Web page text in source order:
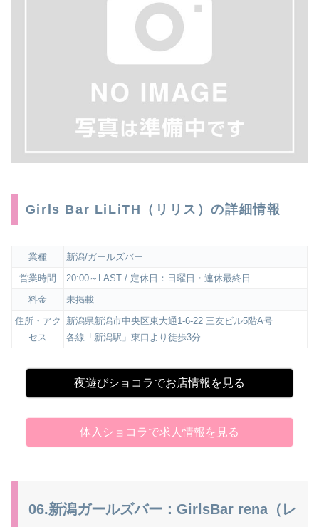
Girls Bar LiLiTH（リリス）の詳細情報
業種
新潟/ガールズバー
営業時間
20:00～LAST / 定休日：日曜日・連休最終日
料金
未掲載
住所・アク
セス
新潟県新潟市中央区東大通1-6-22 三友ビル5階A号
各線「新潟駅」東口より徒歩3分
夜遊びショコラでお店情報を見る
体入ショコラで求人情報を見る
06.新潟ガールズバー：GirlsBar rena（レ